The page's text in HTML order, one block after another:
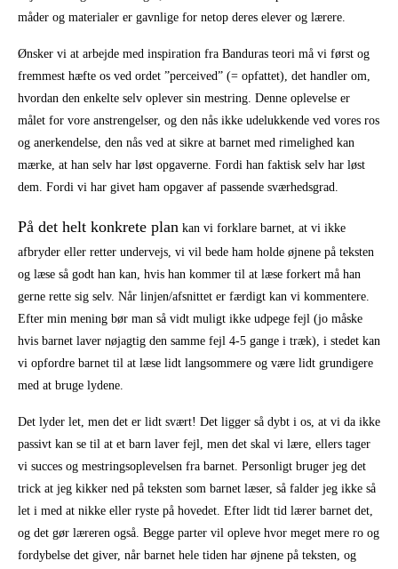
måder og materialer er gavnlige for netop deres elever og lærere.
Ønsker vi at arbejde med inspiration fra Banduras teori må vi først og
fremmest hæfte os ved ordet ”perceived” (= opfattet), det handler om,
hvordan den enkelte selv oplever sin mestring. Denne oplevelse er
målet for vore anstrengelser, og den nås ikke udelukkende ved vores ros
og anerkendelse, den nås ved at sikre at barnet med rimelighed kan
mærke, at han selv har løst opgaverne. Fordi han faktisk selv har løst
dem. Fordi vi har givet ham opgaver af passende sværhedsgrad.
På det helt konkrete plan kan vi forklare barnet, at vi ikke
afbryder eller retter undervejs, vi vil bede ham holde øjnene på teksten
og læse så godt han kan, hvis han kommer til at læse forkert må han
gerne rette sig selv. Når linjen/afsnittet er færdigt kan vi kommentere.
Efter min mening bør man så vidt muligt ikke udpege fejl (jo måske
hvis barnet laver nøjagtig den samme fejl 4-5 gange i træk), i stedet kan
vi opfordre barnet til at læse lidt langsommere og være lidt grundigere
med at bruge lydene.
Det lyder let, men det er lidt svært! Det ligger så dybt i os, at vi da ikke
passivt kan se til at et barn laver fejl, men det skal vi lære, ellers tager
vi succes og mestringsoplevelsen fra barnet. Personligt bruger jeg det
trick at jeg kikker ned på teksten som barnet læser, så falder jeg ikke så
let i med at nikke eller ryste på hovedet. Efter lidt tid lærer barnet det,
og det gør læreren også. Begge parter vil opleve hvor meget mere ro og
fordybelse det giver, når barnet hele tiden har øjnene på teksten, og